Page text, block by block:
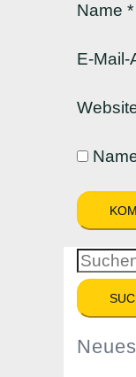
Name *
E-Mail-
Suchen
nach: